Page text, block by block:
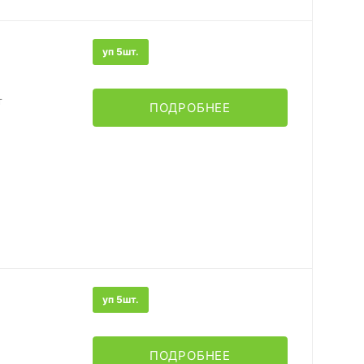
уп 5шт.
ПОДРОБНЕЕ
уп 5шт.
ПОДРОБНЕЕ